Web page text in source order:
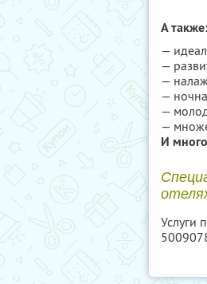
А также:
—
—
—
—
—
—
И
Услуги